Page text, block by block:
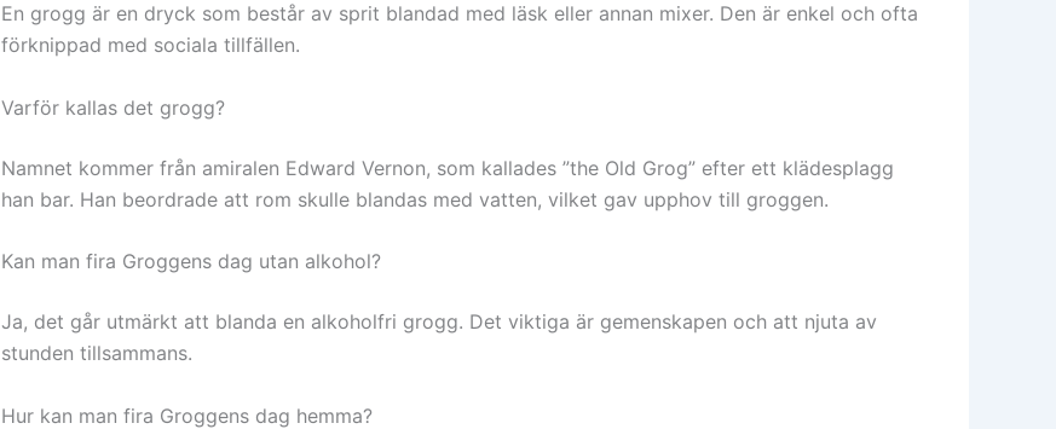
En grogg är en dryck som består av sprit blandad med läsk eller annan mixer. Den är enkel och ofta
förknippad med sociala tillfällen.
Varför kallas det grogg?
Namnet kommer från amiralen Edward Vernon, som kallades ”the Old Grog” efter ett klädesplagg
han bar. Han beordrade att rom skulle blandas med vatten, vilket gav upphov till groggen.
Kan man fira Groggens dag utan alkohol?
Ja, det går utmärkt att blanda en alkoholfri grogg. Det viktiga är gemenskapen och att njuta av
stunden tillsammans.
Hur kan man fira Groggens dag hemma?